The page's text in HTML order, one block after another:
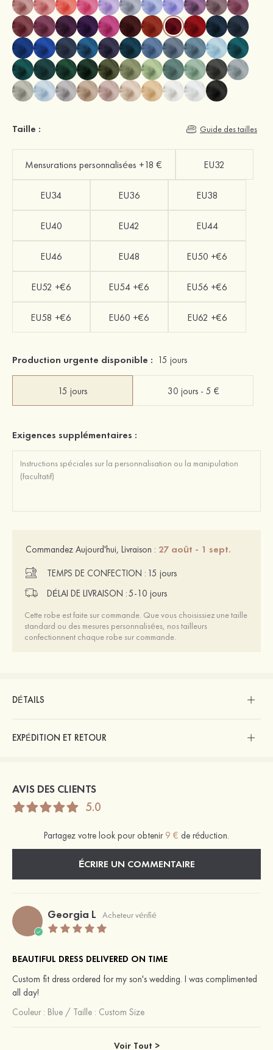
Taille : Guide des tailles
Mensurations personnalisées +18 € EU32
EU34 EU36 EU38
EU40 EU42 EU44
EU46 EU48 EU50 +€6
EU52 +€6 EU54 +€6 EU56 +€6
EU58 +€6 EU60 +€6 EU62 +€6
Production urgente disponible : 15 jours
15 jours 30 jours - 5 €
Exigences supplémentaires :
Commandez Aujourd'hui, Livraison : 27 août - 1 sept.
TEMPS DE CONFECTION : 15 jours
DÉLAI DE LIVRAISON :5-10 jours
Cette robe est faite sur commande. Que vous choisissiez une taille
standard ou des mesures personnalisées, nos tailleurs
confectionnent chaque robe sur commande.
DÉTAILS
EXPÉDITION ET RETOUR
AVIS DES CLIENTS
5.0
Partagez votre look pour obtenir 9 € de réduction.
ÉCRIRE UN COMMENTAIRE
Georgia L Acheteur vérifié
BEAUTIFUL DRESS DELIVERED ON TIME
Custom fit dress ordered for my son's wedding. I was complimented
all day!
Couleur : Blue / Taille : Custom Size
Voir Tout >